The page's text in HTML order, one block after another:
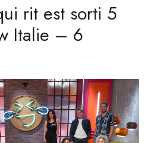
rit est sorti 5
Italie – 6